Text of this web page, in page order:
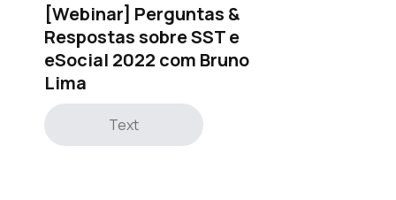
[Webinar] Perguntas &
Respostas sobre SST e
eSocial 2022 com Bruno
Lima
Text